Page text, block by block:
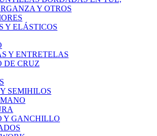
Y OTROS
Y ELÁSTICOS
Y ENTRETELAS
DE CRUZ
SEMIHILOS
Y GANCHILLO